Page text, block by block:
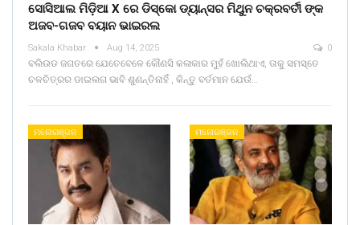
ସୋସିଆଲ ମିଡ଼ିଆ X ରେ ଡିସ୍କୋ ଡ୍ୟାନ୍ସର ମିଥୁନ ଚକ୍ରବର୍ତୀ ଙ୍କ
ଅଜବ-ଗଜବ ବୟାନ ଭାଇରଲ
Sakala Khabar Aug 14, 2025 0
ବଲିଉଡ ଜଗତରେ ଯେତେବେଳେ କୌଣସି କଳାକାର ମୁହଁ ଖୋଲିଥାଏ, ତାକୁ ସମସ୍ତେ
ଚଳଚିତ୍ରର ଡାଇଲଗ ଭାବି ଶୁଣନ୍ତିନାହିଁ , କିନ୍ତୁ ବର୍ତମାନ ଯେଉଁ…
ମନୋରଞ୍ଜନ ମନୋରଞ୍ଜନ